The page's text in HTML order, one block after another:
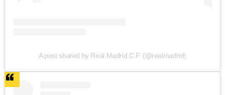
A post shared by Real Madrid C.F. (@realmadrid)